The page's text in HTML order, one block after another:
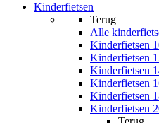
Kinderfietsen
Terug
Alle
Kinderfietsen
Kinderfietsen
Kinderfietsen
Kinderfietsen
Kinderfietsen
Kinderfietsen